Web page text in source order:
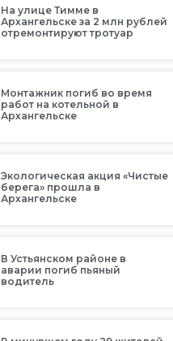
На улице Тимме в
Архангельске за 2 млн рублей
отремонтируют тротуар
Монтажник погиб во время
работ на котельной в
Архангельске
Экологическая акция «Чистые
берега» прошла в
Архангельске
В Устьянском районе в
аварии погиб пьяный
водитель